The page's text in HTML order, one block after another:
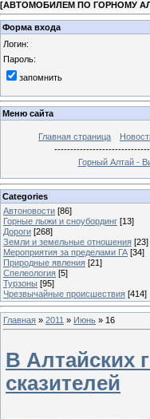
[АВТОМОБИЛЕМ ПО ГОРНОМУ
Форма входа
Логин:
Пароль:
запомнить
Меню сайта
Главная страница
------------------------------
Горный Алтай -
Categories
Автоновости [86]
Горные лыжи и сноубординг [13]
Дороги [268]
Земли и земельные отношения [23]
Мероприятия за пределами ГА [34]
Природные явления [21]
Спелеология [5]
Турзоны [95]
Чрезвычайные происшествия [414]
Главная » 2011 » Июнь » 16
В Алтайских
сказителей